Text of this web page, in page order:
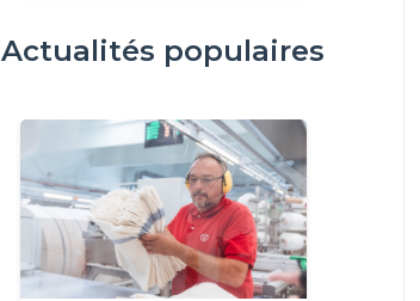
Actualités populaires